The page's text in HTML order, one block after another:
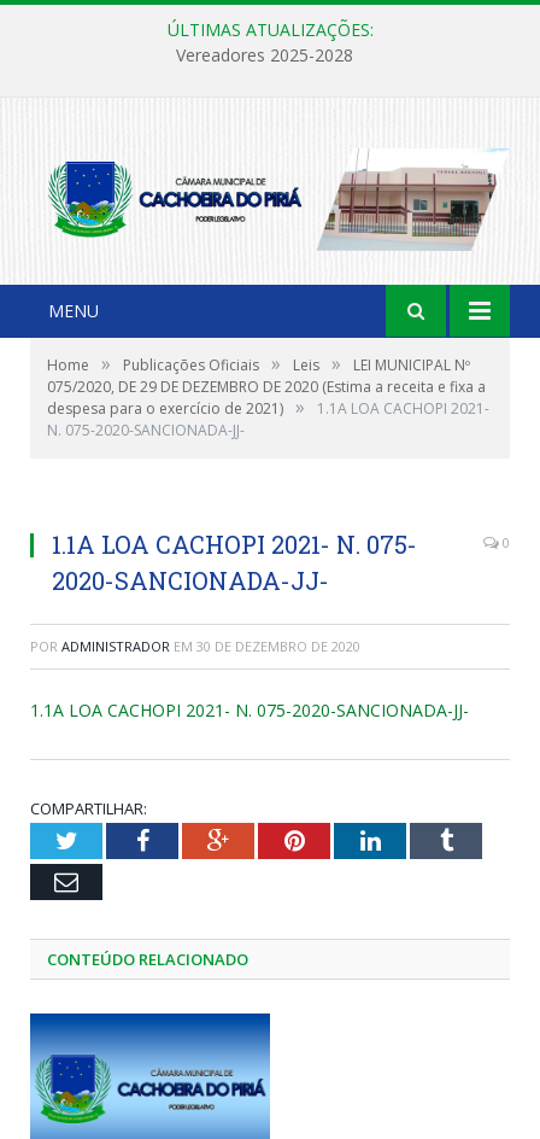
ÚLTIMAS ATUALIZAÇÕES:
Vereadores 2025-2028
MENU
Home » Publicações Oficiais » Leis »
LEI MUNICIPAL Nº
075/2020, DE 29 DE DEZEMBRO DE 2020 (Estima a receita e fixa a
despesa para o exercício de 2021) »
1.1A LOA CACHOPI 2021-
N. 075-2020-SANCIONADA-JJ-
1.1A LOA CACHOPI 2021- N. 075-
2020-SANCIONADA-JJ-
0
POR ADMINISTRADOR EM 30 DE DEZEMBRO DE 2020
1.1A LOA CACHOPI 2021- N. 075-2020-SANCIONADA-JJ-
COMPARTILHAR:
TwitterFacebookGoogle+PinterestLinkedInTumblr
Email
CONTEÚDO RELACIONADO